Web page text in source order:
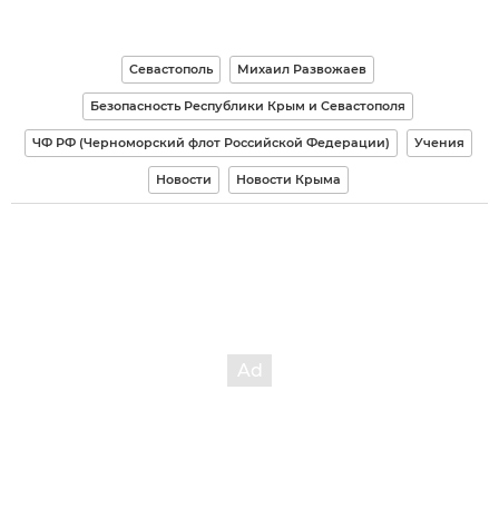
Севастополь Михаил Развожаев
Безопасность Республики Крым и Севастополя
ЧФ РФ (Черноморский флот Российской Федерации) Учения
Новости Новости Крыма